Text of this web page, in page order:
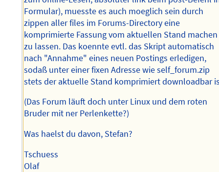
Formular), muesste es auch moeglich sein durch
zippen aller files im Forums-Directory eine
komprimierte Fassung vom aktuellen Stand machen
zu lassen. Das koennte evtl. das Skript automatisch
nach "Annahme" eines neuen Postings erledigen,
sodaß unter einer fixen Adresse wie self_forum.zip
stets der aktuelle Stand komprimiert downloadbar
(Das Forum läuft doch unter Linux und dem roten
Bruder mit ner Perlenkette?)
Was haelst du davon, Stefan?
Tschuess
Olaf